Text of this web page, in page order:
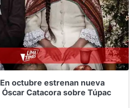
octubre estrenan nueva
Catacora sobre Túpac